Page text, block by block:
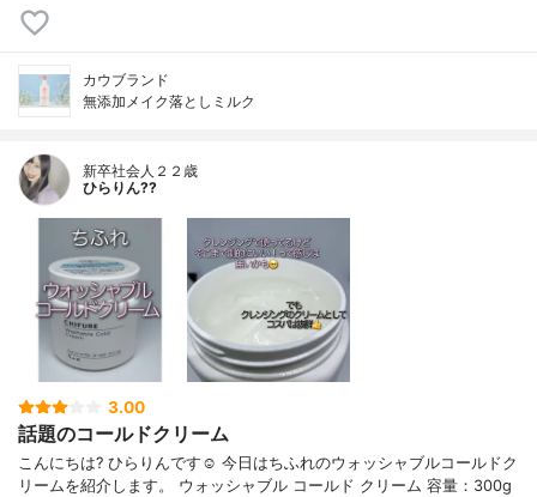
カウブランド
無添加メイク落としミルク
新卒社会人２２歳
ひらりん??
3.00
話題のコールドクリーム
こんにちは? ひらりんです☺️ 今日はちふれのウォッシャブルコールドク
リームを紹介します。 ウォッシャブル コールド クリーム 容量：300g